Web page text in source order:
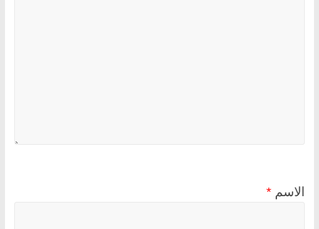
الاسم *